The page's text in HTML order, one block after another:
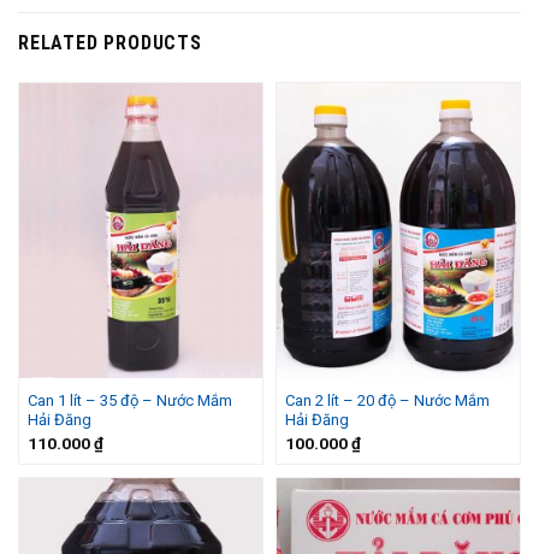
RELATED PRODUCTS
Can 1 lít – 35 độ – Nước Mắm
Hải Đăng
110.000₫
Can 2 lít – 20 độ – Nước Mắm
Hải Đăng
100.000₫